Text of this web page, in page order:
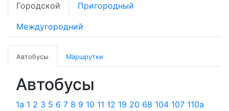
Городской Пригородный
Междугородний
Автобусы Маршрутки
Автобусы
1а 1 2 3 5 6 7 8 9 10 11 12 19 20 68 104 107 110а